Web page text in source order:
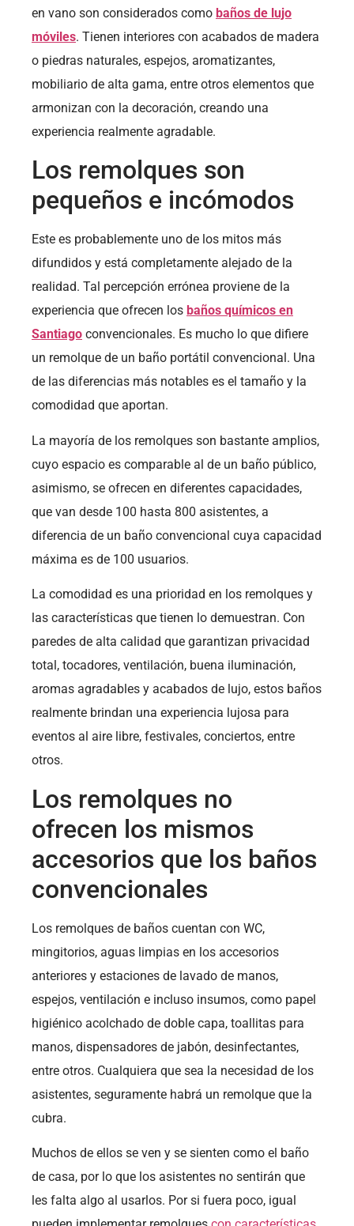
en vano son considerados como baños de lujo
móviles. Tienen interiores con acabados de madera
o piedras naturales, espejos, aromatizantes,
mobiliario de alta gama, entre otros elementos que
armonizan con la decoración, creando una
experiencia realmente agradable.
Los remolques son
pequeños e incómodos
Este es probablemente uno de los mitos más
difundidos y está completamente alejado de la
realidad. Tal percepción errónea proviene de la
experiencia que ofrecen los baños químicos en
Santiago convencionales. Es mucho lo que difiere
un remolque de un baño portátil convencional. Una
de las diferencias más notables es el tamaño y la
comodidad que aportan.
La mayoría de los remolques son bastante amplios,
cuyo espacio es comparable al de un baño público,
asimismo, se ofrecen en diferentes capacidades,
que van desde 100 hasta 800 asistentes, a
diferencia de un baño convencional cuya capacidad
máxima es de 100 usuarios.
La comodidad es una prioridad en los remolques y
las características que tienen lo demuestran. Con
paredes de alta calidad que garantizan privacidad
total, tocadores, ventilación, buena iluminación,
aromas agradables y acabados de lujo, estos baños
realmente brindan una experiencia lujosa para
eventos al aire libre, festivales, conciertos, entre
otros.
Los remolques no
ofrecen los mismos
accesorios que los baños
convencionales
Los remolques de baños cuentan con WC,
mingitorios, aguas limpias en los accesorios
anteriores y estaciones de lavado de manos,
espejos, ventilación e incluso insumos, como papel
higiénico acolchado de doble capa, toallitas para
manos, dispensadores de jabón, desinfectantes,
entre otros. Cualquiera que sea la necesidad de los
asistentes, seguramente habrá un remolque que la
cubra.
Muchos de ellos se ven y se sienten como el baño
de casa, por lo que los asistentes no sentirán que
les falta algo al usarlos. Por si fuera poco, igual